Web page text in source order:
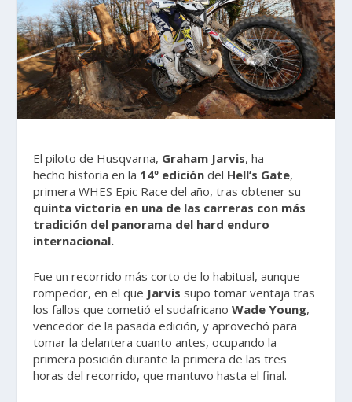
El piloto de Husqvarna, Graham Jarvis, ha
hecho historia en la 14º edicióndel Hell’s Gate,
primera WHES Epic Race del año, tras obtener su
quinta victoria en una de las carreras con más
tradición del panorama del hard enduro
internacional.
Fue un recorrido más corto de lo habitual, aunque
rompedor, en el que Jarvis supo tomar ventaja tras
los fallos que cometió el sudafricanoWade Young,
vencedor de la pasada edición, y aprovechó para
tomar la delantera cuanto antes, ocupando la
primera posición durante la primera de las tres
horas del recorrido, que mantuvo hasta el final.